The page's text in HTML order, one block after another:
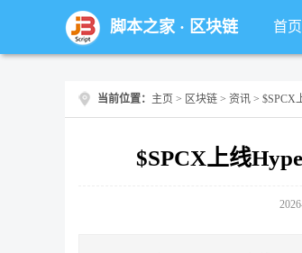
脚本之家· 区块链 首页
当前位置： 主页 > 区块链 > 资讯 > $SPCX
$SPCX上线